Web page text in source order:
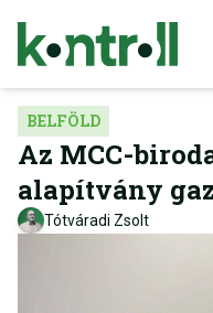
BELFÖLD
Az MCC-
alapítvány
Tótváradi Zsolt